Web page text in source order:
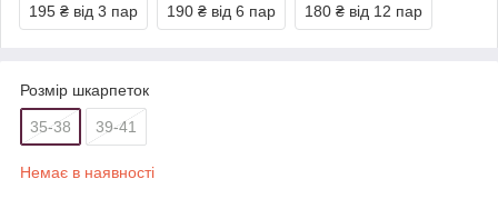
195 ₴ від 3 пар 190 ₴ від 6 пар 180 ₴ від 12 пар
Розмір шкарпеток
35-38 39-41
Немає в наявності